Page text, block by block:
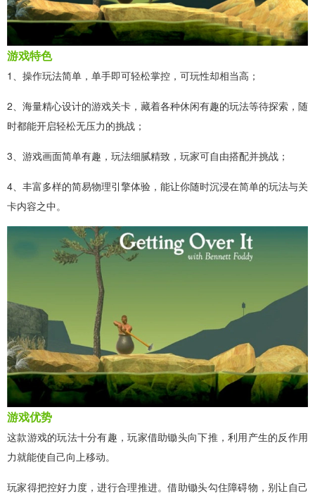
游戏特色
1、操作玩法简单，单手即可轻松掌控，可玩性却相当高；
2、海量精心设计的游戏关卡，藏着各种休闲有趣的玩法等待探索，随
时都能开启轻松无压力的挑战；
3、游戏画面简单有趣，玩法细腻精致，玩家可自由搭配并挑战；
4、丰富多样的简易物理引擎体验，能让你随时沉浸在简单的玩法与关
卡内容之中。
游戏优势
这款游戏的玩法十分有趣，玩家借助锄头向下推，利用产生的反作用
力就能使自己向上移动。
玩家得把控好力度，进行合理推进。借助锄头勾住障碍物，别让自己